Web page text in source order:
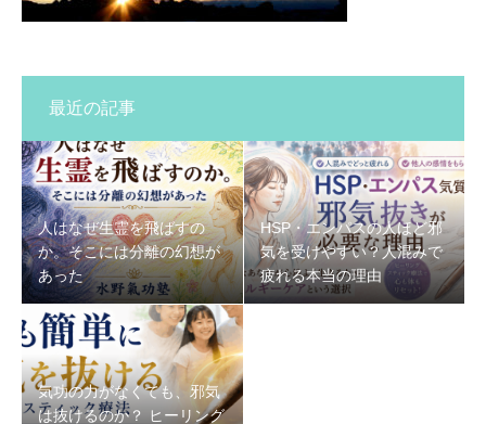
最近の記事
人はなぜ生霊を飛ばすの
か。そこには分離の幻想が
あった
HSP・エンパスの人ほど邪
気を受けやすい？人混みで
疲れる本当の理由
気功の力がなくても、邪気
は抜けるのか？ ヒーリング